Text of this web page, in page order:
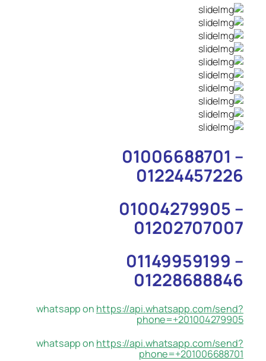
01006688701 –
01224457226
01004279905 –
01202707007
01149959199 –
01228688846
whatsapp on https://api.whatsapp.com/send?
phone=+201004279905
whatsapp on https://api.whatsapp.com/send?
phone=+201006688701